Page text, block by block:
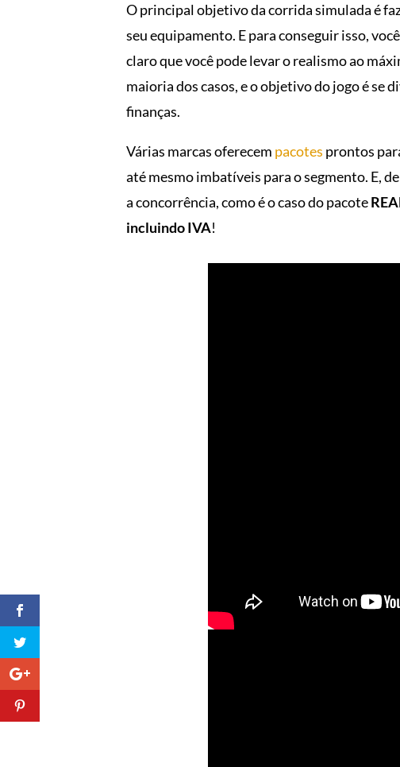
O principal objetivo da corrida simulada é
seu equipamento. E para conseguir isso,
claro que você pode levar o realismo ao
maioria dos casos, e o objetivo do jogo é se
finanças.
Várias marcas oferecem pacotes prontos
até mesmo imbatíveis para o segmento. E,
a concorrência, como é o caso do pacote
incluindo IVA!